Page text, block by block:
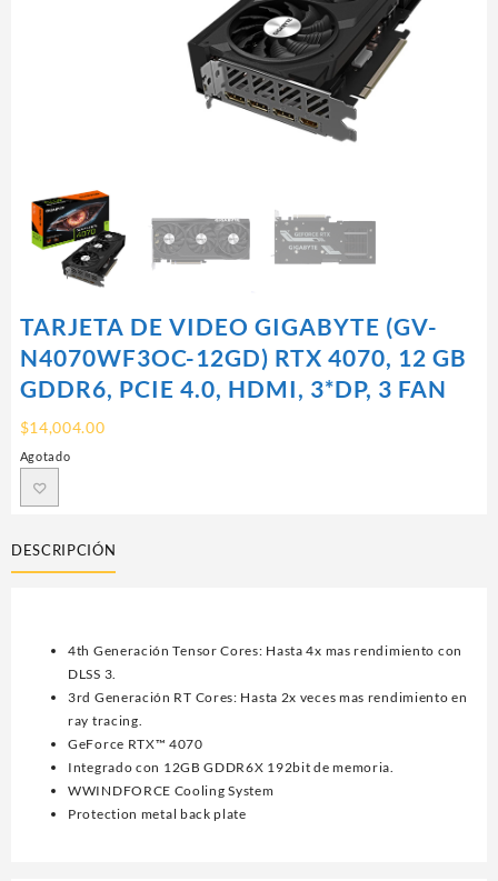
TARJETA DE VIDEO GIGABYTE (GV-
N4070WF3OC-12GD) RTX 4070, 12 GB
GDDR6, PCIE 4.0, HDMI, 3*DP, 3 FAN
$14,004.00
Agotado
DESCRIPCIÓN
4th Generación Tensor Cores: Hasta 4x mas rendimiento con
DLSS 3.
3rd Generación RT Cores: Hasta 2x veces mas rendimiento en
ray tracing.
GeForce RTX™ 4070
Integrado con 12GB GDDR6X 192bit de memoria.
WWINDFORCE Cooling System
Protection metal back plate